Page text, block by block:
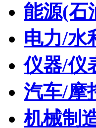
能源(石
电力/水
仪器/仪
汽车/摩
机械制